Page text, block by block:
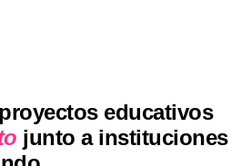
educativos
junto a instituciones